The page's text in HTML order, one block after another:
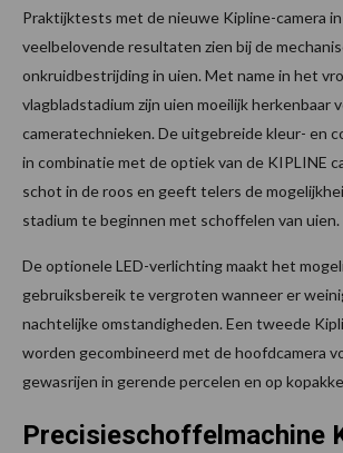
Praktijktests met de nieuwe Kipline-camera
veelbelovende resultaten zien bij de
onkruidbestrijding in uien. Met name in het
vlagbladstadium zijn uien moeilijk herkenbaar
cameratechnieken. De uitgebreide kleur- en
in combinatie met de optiek van de KIPLINE
schot in de roos en geeft telers de
stadium te beginnen met schoffelen van uien.
De optionele LED-verlichting maakt het
gebruiksbereik te vergroten wanneer er
nachtelijke omstandigheden. Een tweede
worden gecombineerd met de hoofdcamera
gewasrijen in gerende percelen en op
Precisieschoffelmachine